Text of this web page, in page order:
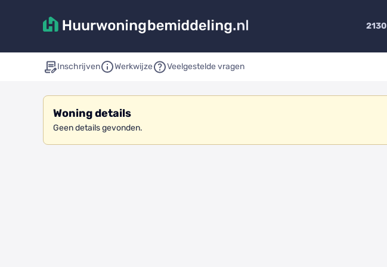
2130
Inschrijven Werkwijze Veelgestelde vragen
Woning details
Geen details gevonden.